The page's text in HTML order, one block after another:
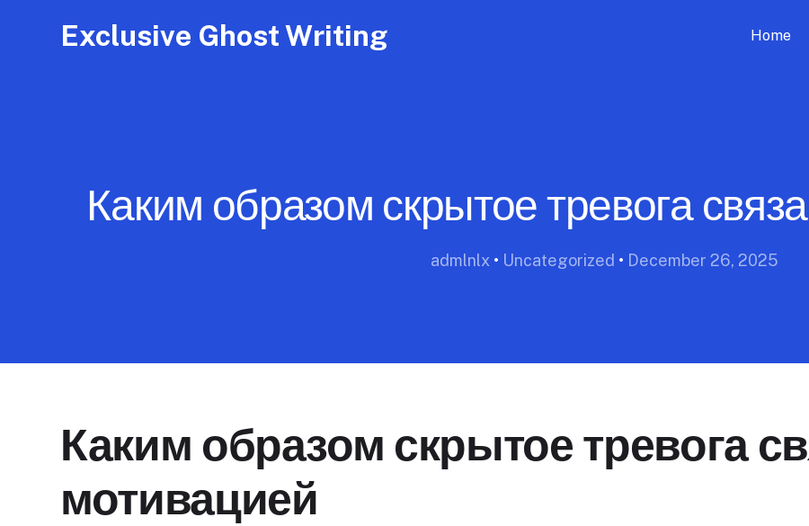
Exclusive Ghost Writing Home
Каким образом скрытое тревога
admlnlx• Uncategorized • December 26, 2025
Каким образом скрытое тревога
мотивацией